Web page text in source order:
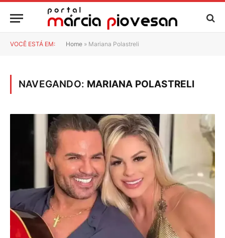
VOCÊ ESTÁ EM: Home » Mariana Polastreli
NAVEGANDO: MARIANA POLASTRELI